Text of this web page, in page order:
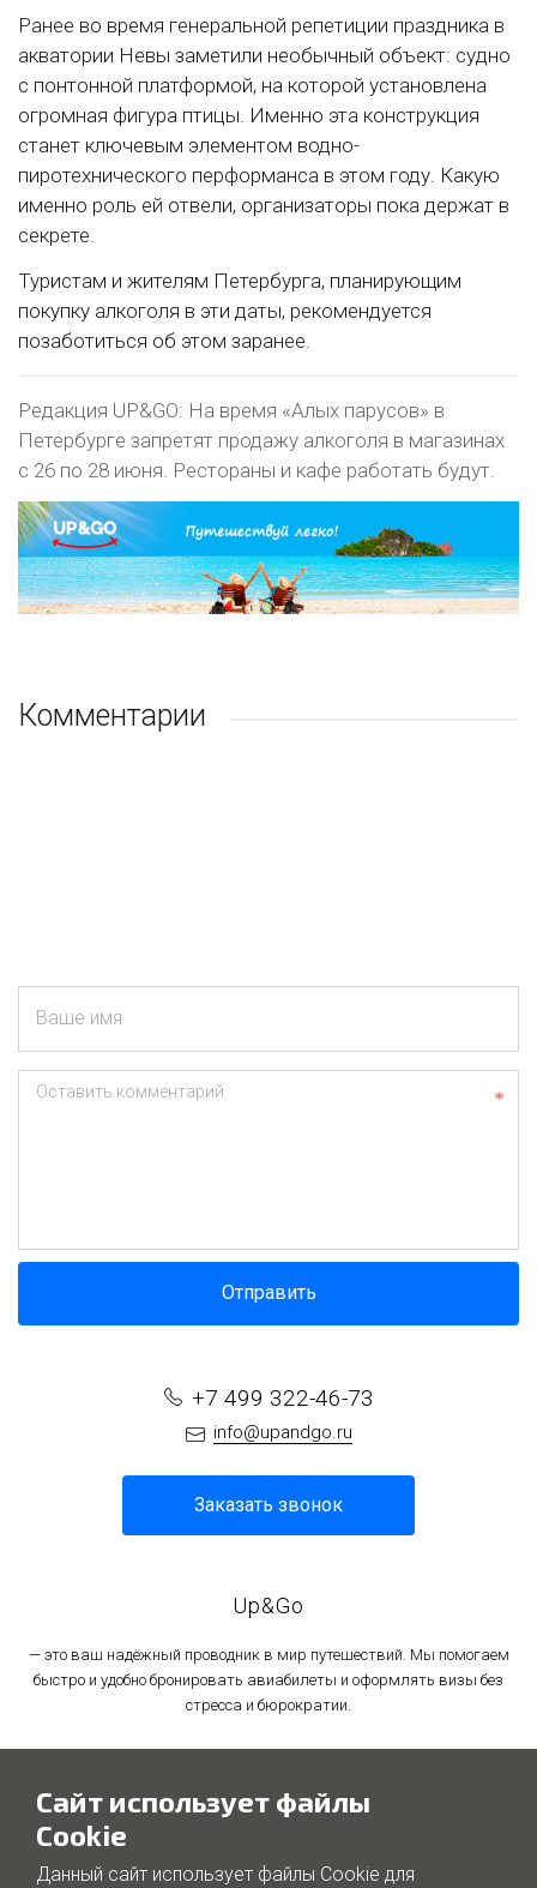
Ранее во время генеральной репетиции праздника в
акватории Невы заметили необычный объект: судно
с понтонной платформой, на которой установлена
огромная фигура птицы. Именно эта конструкция
станет ключевым элементом водно-
пиротехнического перформанса в этом году. Какую
именно роль ей отвели, организаторы пока держат в
секрете.
Туристам и жителям Петербурга, планирующим
покупку алкоголя в эти даты, рекомендуется
позаботиться об этом заранее.
Редакция UP&GO: На время «Алых парусов» в
Петербурге запретят продажу алкоголя в магазинах
с 26 по 28 июня. Рестораны и кафе работать будут.
Комментарии
Ваше имя
Оставить комментарий
Отправить
+7 499 322-46-73
info@upandgo.ru
Заказать звонок
Up&Go
— это ваш надёжный проводник в мир путешествий. Мы помогаем
быстро и удобно бронировать авиабилеты и оформлять визы без
стресса и бюрократии.
Политика использования файлов cookie
Сайт использует файлы
Cookie
Данный сайт использует файлы Cookie для